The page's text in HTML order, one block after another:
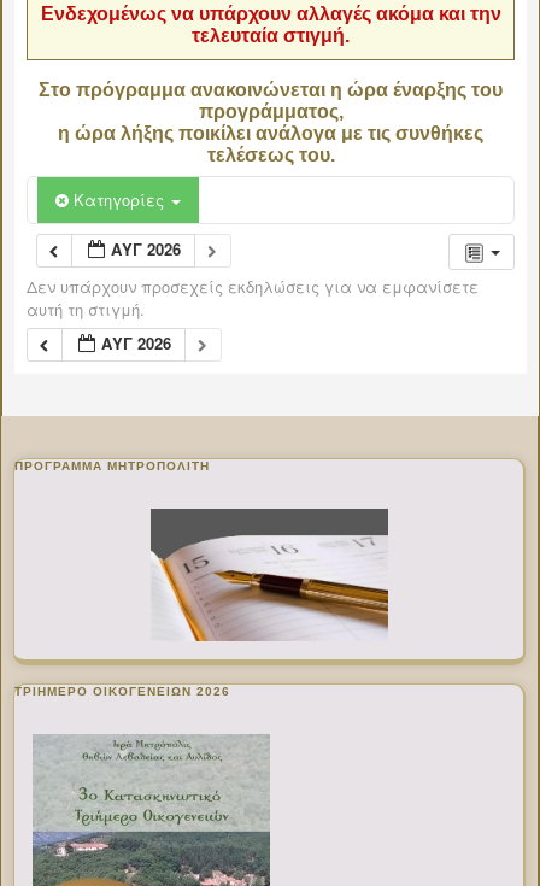
Ενδεχομένως να υπάρχουν αλλαγές ακόμα και την
τελευταία στιγμή.
Στο πρόγραμμα ανακοινώνεται η ώρα έναρξης του
προγράμματος,
η ώρα λήξης ποικίλει ανάλογα με τις συνθήκες
τελέσεως του.
Κατηγορίες
ΑΥΓ 2026
Δεν υπάρχουν προσεχείς εκδηλώσεις για να εμφανίσετε
αυτή τη στιγμή.
ΑΥΓ 2026
ΠΡΌΓΡΑΜΜΑ ΜΗΤΡΟΠΟΛΊΤΗ
ΤΡΙΗΜΕΡΟ ΟΙΚΟΓΕΝΕΙΩΝ 2026